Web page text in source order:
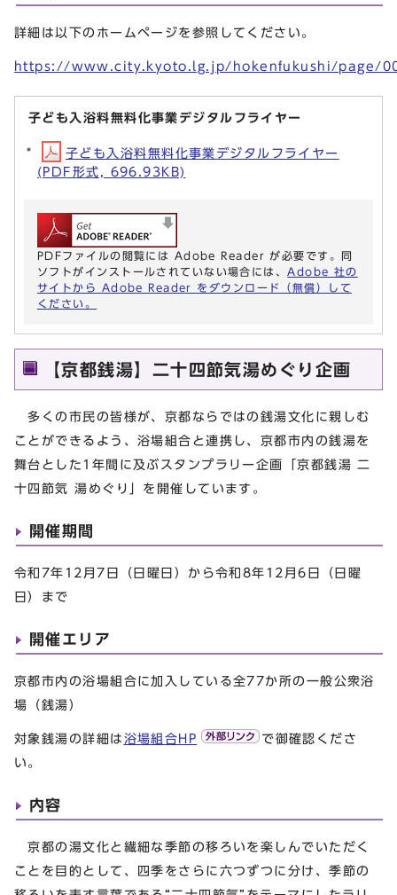
詳細は以下のホームページを参照してください。
https://www.city.kyoto.lg.jp/hokenfukushi/page/
子ども入浴料無料化事業デジタルフライヤー
子ども入浴料無料化事業デジタルフライヤー
(PDF形式, 696.93KB)
PDFファイルの閲覧には Adobe Reader が必要です。同
ソフトがインストールされていない場合には、 Adobe 社の
サイトから Adobe Reader をダウンロード（無償）して
ください。
【京都銭湯】二十四節気湯めぐり企画
多くの市民の皆様が、京都ならではの銭湯文化に親しむ
ことができるよう、浴場組合と連携し、京都市内の銭湯を
舞台とした1年間に及ぶスタンプラリー企画「京都銭湯 二
十四節気 湯めぐり」を開催しています。
開催期間
令和7年12月7日（日曜日）から令和8年12月6日（日曜
日）まで
開催エリア
京都市内の浴場組合に加入している全77か所の一般公衆浴
場（銭湯）
対象銭湯の詳細は 浴場組合HP
で御確認くださ
い。
内容
京都の湯文化と繊細な季節の移ろいを楽しんでいただく
ことを目的として、四季をさらに六つずつに分け、季節の